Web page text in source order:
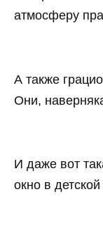
атмосферу
А также
Они,
И даже вот
окно в